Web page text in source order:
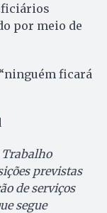
por meio de
ficará
Trabalho
previstas
de serviços
segue